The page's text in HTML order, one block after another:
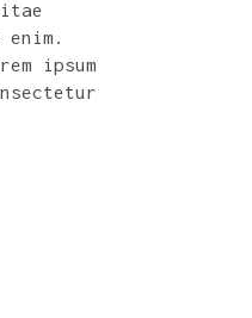
enim.
ipsum